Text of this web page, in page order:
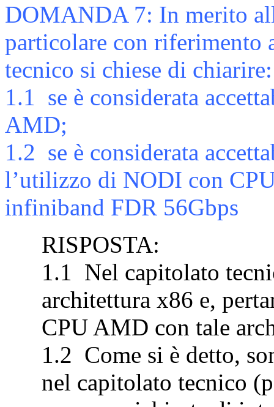
DOMANDA 7: In merito
particolare con riferimento
tecnico si chiese di chiarire:
1.1 se è considerata
AMD;
1.2 se è considerata
l’utilizzo di NODI con
infiniband FDR 56Gbps
RISPOSTA:
1.1 Nel capitolato
architettura x86 e,
CPU AMD con tale
1.2 Come si è detto,
nel capitolato tecnico